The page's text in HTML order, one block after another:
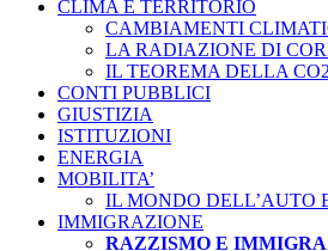
CLIMA E TERRITORIO
CAMBIAMENTI
LA RADIAZIONE DI
IL TEOREMA DELLA CO2
CONTI PUBBLICI
GIUSTIZIA
ISTITUZIONI
ENERGIA
MOBILITA’
IL MONDO DELL’AUTO
IMMIGRAZIONE
RAZZISMO E